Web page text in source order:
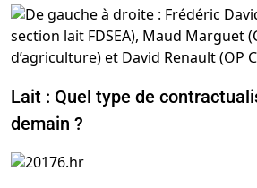
Lait : Quel type de
demain ?